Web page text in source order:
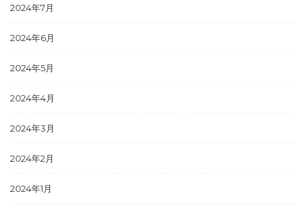
2024年7月
2024年6月
2024年5月
2024年4月
2024年3月
2024年2月
2024年1月